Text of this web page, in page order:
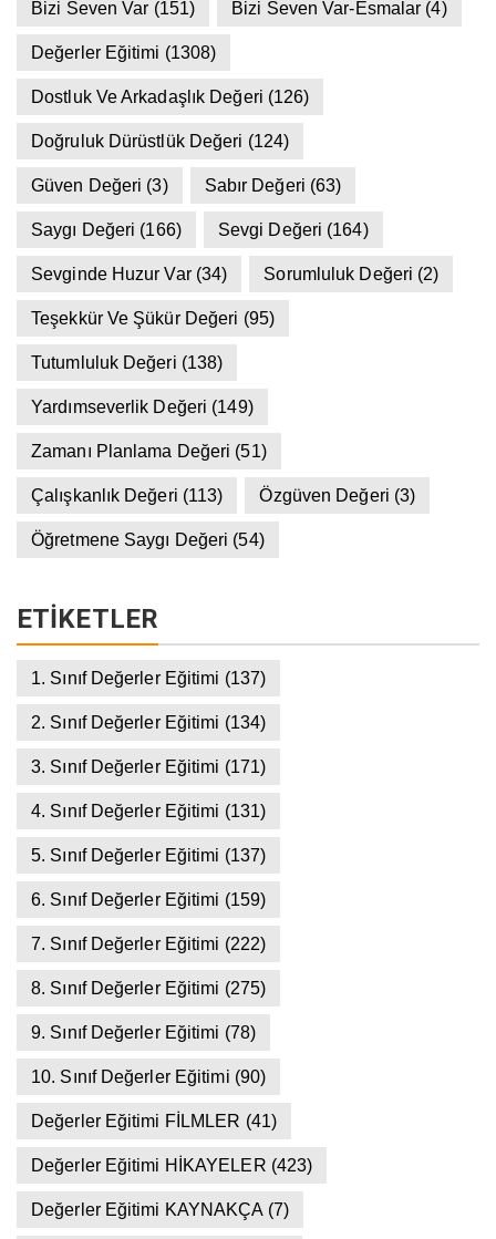
Bizi Seven Var (151) Bizi Seven Var-Esmalar (4)
Değerler Eğitimi (1308)
Dostluk Ve Arkadaşlık Değeri (126)
Doğruluk Dürüstlük Değeri (124)
Güven Değeri (3) Sabır Değeri (63)
Saygı Değeri (166) Sevgi Değeri (164)
Sevginde Huzur Var(34) Sorumluluk Değeri (2)
Teşekkür Ve Şükür Değeri (95)
Tutumluluk Değeri (138)
Yardımseverlik Değeri (149)
Zamanı Planlama Değeri (51)
Çalışkanlık Değeri (113) Özgüven Değeri (3)
Öğretmene Saygı Değeri (54)
ETIKETLER
1. Sınıf Değerler Eğitimi (137)
2. Sınıf Değerler Eğitimi (134)
3. Sınıf Değerler Eğitimi (171)
4. Sınıf Değerler Eğitimi (131)
5. Sınıf Değerler Eğitimi (137)
6. Sınıf Değerler Eğitimi (159)
7. Sınıf Değerler Eğitimi (222)
8. Sınıf Değerler Eğitimi (275)
9. Sınıf Değerler Eğitimi (78)
10. Sınıf Değerler Eğitimi (90)
Değerler Eğitimi FİLMLER (41)
Değerler Eğitimi HİKAYELER (423)
Değerler Eğitimi KAYNAKÇA (7)